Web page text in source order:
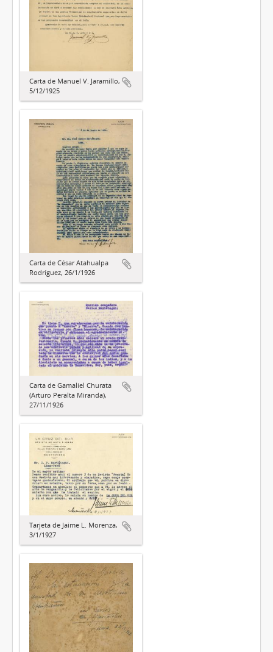
Carta de Manuel V. Jaramillo,
5/12/1925
Carta de César Atahualpa
Rodríguez, 26/1/1926
Carta de Gamaliel Churata
(Arturo Peralta Miranda),
27/11/1926
Tarjeta de Jaime L. Morenza,
3/1/1927